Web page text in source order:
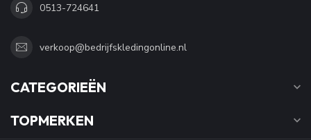
0513-724641
verkoop@bedrijfskledingonline.nl
CATEGORIEËN
TOPMERKEN